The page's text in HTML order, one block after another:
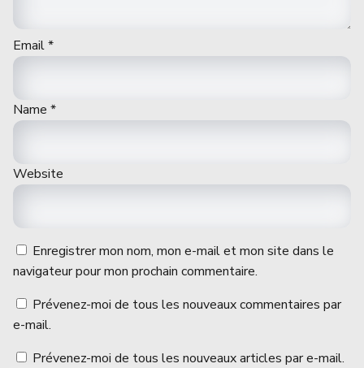
Email*
Name *
Website
Enregistrer mon nom, mon e-mail et mon site dans le
navigateur pour mon prochain commentaire.
Prévenez-moi de tous les nouveaux commentaires par
e-mail.
Prévenez-moi de tous les nouveaux articles par e-mail.